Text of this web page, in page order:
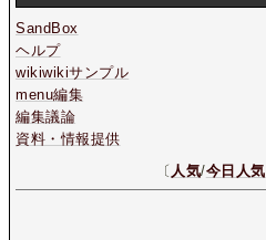
SandBox
ヘルプ
wikiwikiサンプル
menu編集
編集議論
資料・情報提供
〔 人気/今日人気